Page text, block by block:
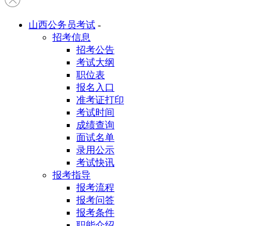
山西公务员考试 -
招考信息
招考公告
考试大纲
职位表
报名入口
准考证打印
考试时间
成绩查询
面试名单
录用公示
考试快讯
报考指导
报考流程
报考问答
报考条件